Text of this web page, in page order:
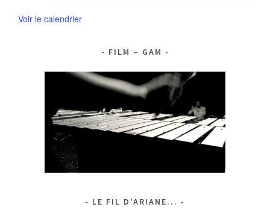
Voir le calendrier
FILM – GAM
LE FIL D'ARIANE...